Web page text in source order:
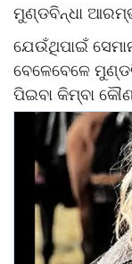
ମୁଣ୍ଡବିନ୍ଧା
ଯେଉଁଥିପାଇଁ
ବେଳେବେଳେ
ପିଇବା କିମ୍ବା